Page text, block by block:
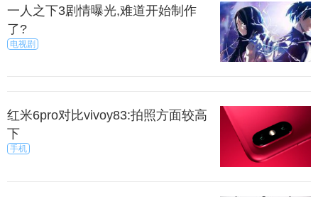
一人之下3剧情曝光,难道开始制作
了?
电视剧
红米6pro对比vivoy83:拍照方面较高
下
手机